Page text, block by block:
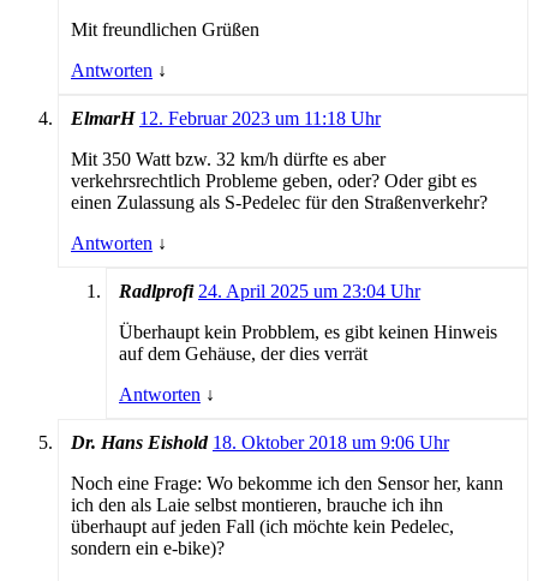
Mit freundlichen Grüßen
Antworten ↓
ElmarH 12. Februar 2023 um 11:18 Uhr
Mit 350 Watt bzw. 32 km/h dürfte es aber
verkehrsrechtlich Probleme geben, oder? Oder gibt es
einen Zulassung als S-Pedelec für den Straßenverkehr?
Antworten ↓
Radlprofi 24. April 2025 um 23:04 Uhr
Überhaupt kein Probblem, es gibt keinen Hinweis
auf dem Gehäuse, der dies verrät
Antworten ↓
Dr. Hans Eishold 18. Oktober 2018 um 9:06 Uhr
Noch eine Frage: Wo bekomme ich den Sensor her, kann
ich den als Laie selbst montieren, brauche ich ihn
überhaupt auf jeden Fall (ich möchte kein Pedelec,
sondern ein e-bike)?